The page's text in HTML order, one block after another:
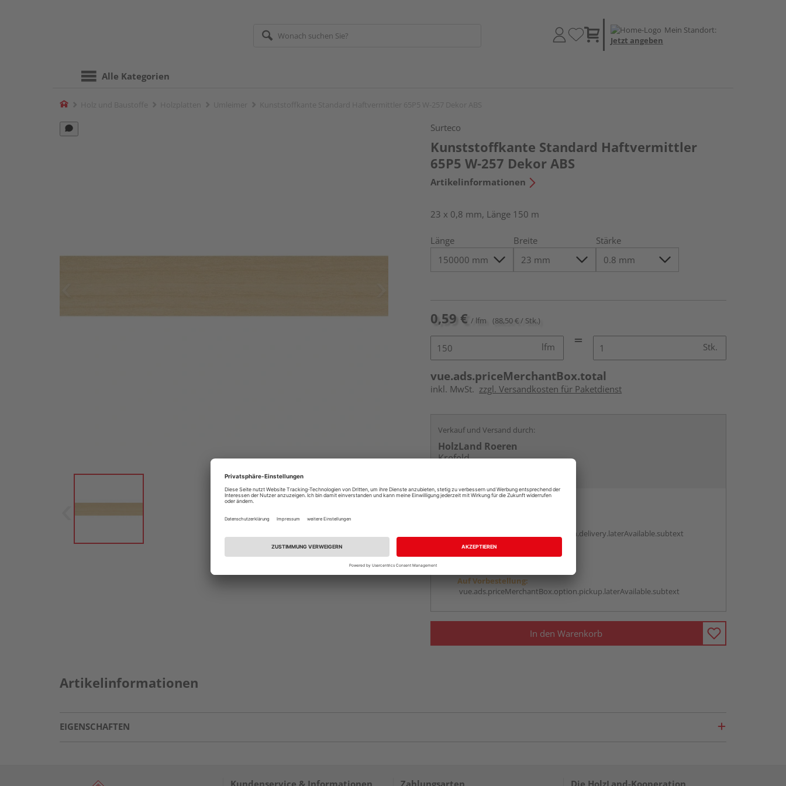
Mein Standort:
Jetzt angeben
Alle Kategorien
Home
Surteco
Kunststoffkante Standard Haftvermittler
65P5 W-257 Dekor ABS
Artikelinformationen
23 x 0,8 mm, Länge 150 m
Länge Breite Stärke
0,59 € / lfm (88,50 € / Stk.)
lfm Stk.
vue.ads.priceMerchantBox.total
inkl. MwSt. zzgl. Versandkosten für Paketdienst
Verkauf und Versand durch:
HolzLand Roeren
Krefeld
vue.ads.priceMerchantBox.option.delivery.laterAvailable.subtext
Auf Vorbestellung:
vue.ads.priceMerchantBox.option.pickup.laterAvailable.subtext
In den Warenkorb
Artikelinformationen
EIGENSCHAFTEN
Kundenservice & Informationen Zahlungsarten Die HolzLand-Kooperation